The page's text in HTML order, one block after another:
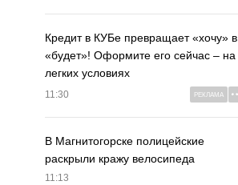
Кредит в КУБе превращает «хочу» в
«будет»! Оформите его сейчас – на
легких условиях
11:30 РЕКЛАМА
В Магнитогорске полицейские
раскрыли кражу велосипеда
11:13